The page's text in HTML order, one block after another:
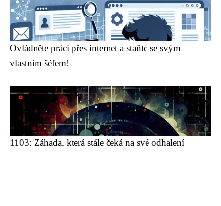
Ovládněte práci přes internet a staňte se svým
vlastním šéfem!
1103: Záhada, která stále čeká na své odhalení